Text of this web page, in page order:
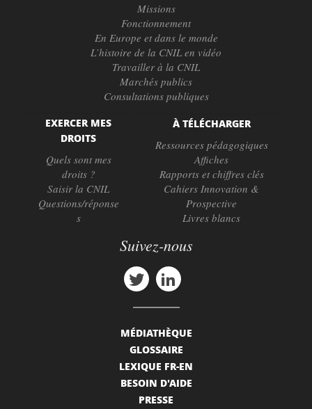
Missions
Fonctionnement
En Europe et dans le monde
L’histoire de la CNIL en vidéo
Travailler à la CNIL
Marchés publics
Consultations publiques
EXERCER MES
DROITS
Quels sont mes
droits ?
Saisir la CNIL
Questions/réponse
s
À TÉLÉCHARGER
Ressources pédagogiques
Affiches
Rapports et chiffres clés
Cahiers Innovation &
Prospective
Livres blancs
Suivez-nous
MÉDIATHÈQUE
GLOSSAIRE
LEXIQUE FR-EN
BESOIN D'AIDE
PRESSE